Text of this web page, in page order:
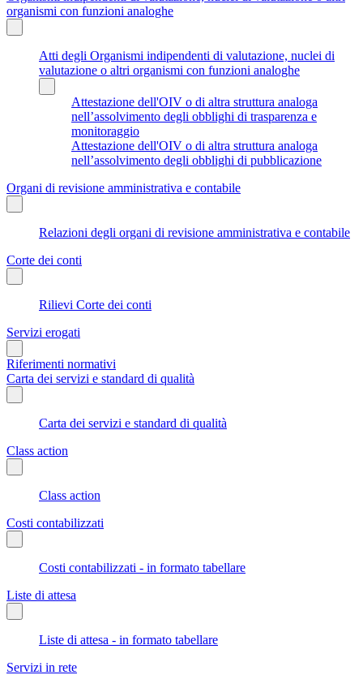
organismi con funzioni analoghe
Atti degli Organismi indipendenti di valutazione, nuclei di
valutazione o altri organismi con funzioni analoghe
Attestazione dell'OIV o di altra struttura analoga
nell’assolvimento degli obblighi di trasparenza e
monitoraggio
Attestazione dell'OIV o di altra struttura analoga
nell’assolvimento degli obblighi di pubblicazione
Organi di revisione amministrativa e contabile
Relazioni degli organi di revisione amministrativa e contabile
Corte dei conti
Rilievi Corte dei conti
Servizi erogati
Riferimenti normativi
Carta dei servizi e standard di qualità
Carta dei servizi e standard di qualità
Class action
Class action
Costi contabilizzati
Costi contabilizzati - in formato tabellare
Liste di attesa
Liste di attesa - in formato tabellare
Servizi in rete